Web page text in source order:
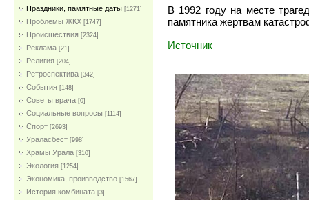
Праздники, памятные даты [1271]
Проблемы ЖКХ [1747]
Проиcшествия [2324]
Реклама [21]
Религия [204]
Ретроспектива [342]
События [148]
Советы врача [0]
Социальные вопросы [1114]
Спорт [2693]
Ураласбест [998]
Храмы Урала [310]
Экология [1254]
Экономика, производство [1567]
История комбината [3]
В 1992 году на месте
памятника жертвам
Источник